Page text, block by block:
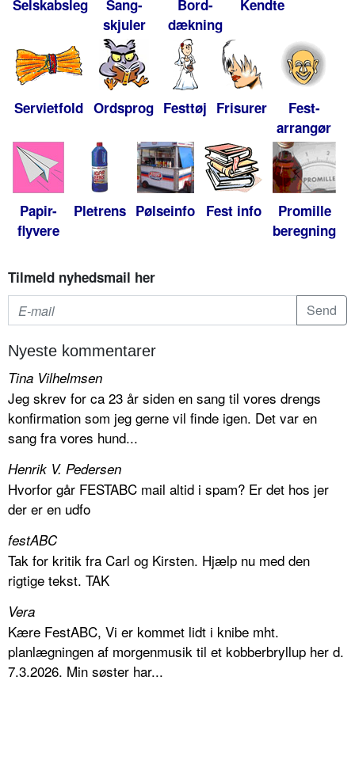
Selskabsleg
Sang-
skjuler
Bord-
dækning
Kendte
Servietfold Ordsprog Festtøj Frisurer
Fest-
arrangør
Papir-
flyvere
Pletrens Pølseinfo Fest info
Promille
beregning
Tilmeld nyhedsmail her
Nyeste kommentarer
Tina Vilhelmsen
Jeg skrev for ca 23 år siden en sang til vores drengs
konfirmation som jeg gerne vil finde igen. Det var en
sang fra vores hund...
Henrik V. Pedersen
Hvorfor går FESTABC mail altid i spam? Er det hos jer
der er en udfo
festABC
Tak for kritik fra Carl og Kirsten. Hjælp nu med den
rigtige tekst. TAK
Vera
Kære FestABC, Vi er kommet lidt i knibe mht.
planlægningen af morgenmusik til et kobberbryllup her d.
7.3.2026. Min søster har...